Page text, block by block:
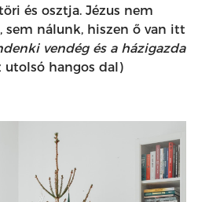
és osztja. Jézus nem
sem nálunk, hiszen ő van itt
vendég és a házigazda
utolsó hangos dal)